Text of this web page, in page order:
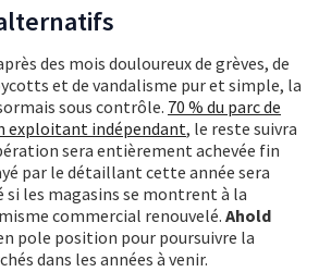
des mois douloureux de grèves, de
et de vandalisme pur et simple, la
sous contrôle. 70 % du parc de
exploitant indépendant, le reste suivra
sera entièrement achevée fin
par le détaillant cette année sera
si les magasins se montrent à la
commercial renouvelé. Ahold
pole position pour poursuivre la
dans les années à venir.